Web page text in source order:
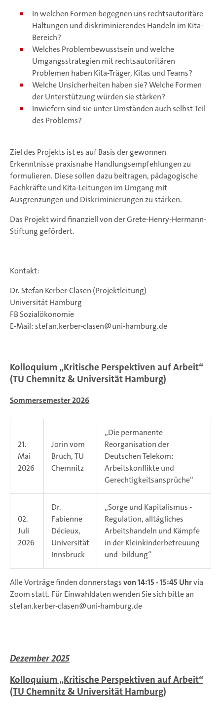
In welchen Formen begegnen uns rechtsautoritäre
Haltungen und diskriminierendes Handeln im Kita-
Bereich?
Welches Problembewusstsein und welche
Umgangsstrategien mit rechtsautoritären
Problemen haben Kita-Träger, Kitas und Teams?
Welche Unsicherheiten haben sie? Welche Formen
der Unterstützung würden sie stärken?
Inwiefern sind sie unter Umständen auch selbst Teil
des Problems?
Ziel des Projekts ist es auf Basis der gewonnen
Erkenntnisse praxisnahe Handlungsempfehlungen zu
formulieren. Diese sollen dazu beitragen, pädagogische
Fachkräfte und Kita-Leitungen im Umgang mit
Ausgrenzungen und Diskriminierungen zu stärken.
Das Projekt wird finanziell von der Grete-Henry-Hermann-
Stiftung gefördert.
Kontakt:
Dr. Stefan Kerber-Clasen (Projektleitung)
Universität Hamburg
FB Sozialökonomie
E-Mail: stefan.kerber-clasen@uni-hamburg.de
Kolloquium „Kritische Perspektiven auf Arbeit“
(TU Chemnitz & Universität Hamburg)
Sommersemester 2026
21.
Mai
2026
Jorin vom
Bruch, TU
Chemnitz
„Die permanente
Reorganisation der
Deutschen Telekom:
Arbeitskonflikte und
Gerechtigkeitsansprüche“
02.
Juli
2026
Dr.
Fabienne
Décieux,
Universität
Innsbruck
„Sorge und Kapitalismus -
Regulation, alltägliches
Arbeitshandeln und Kämpfe
in der Kleinkinderbetreuung
und -bildung“
Alle Vorträge finden donnerstagsvon 14:15 - 15:45 Uhrvia
Zoom statt. Für Einwahldaten wenden Sie sich bitte an
stefan.kerber-clasen@uni-hamburg.de
Dezember 2025
Kolloquium „Kritische Perspektiven auf Arbeit“
(TU Chemnitz & Universität Hamburg)